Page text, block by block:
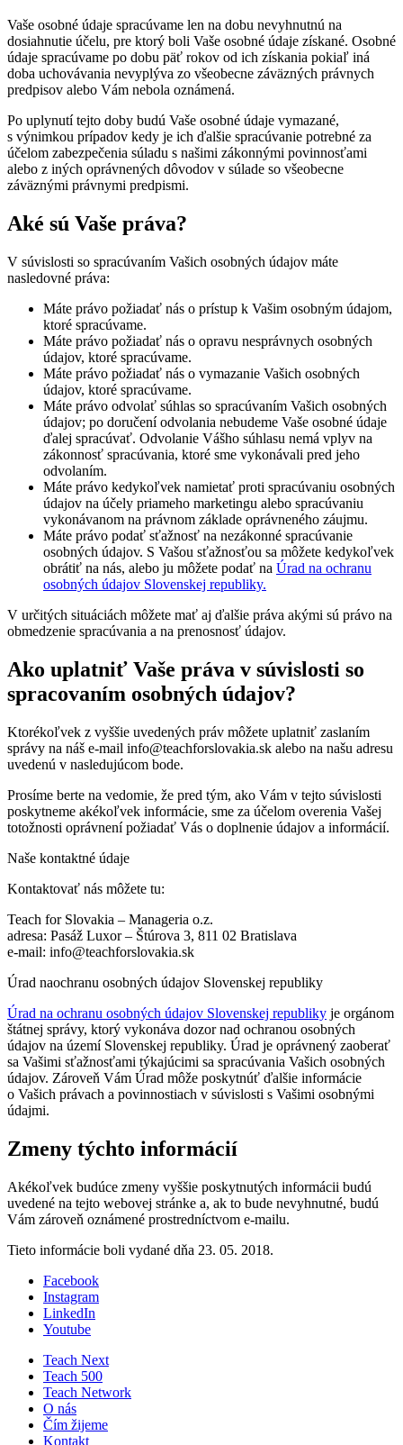
Vaše osobné údaje spracúvame len na dobu nevyhnutnú na
dosiahnutie účelu, pre ktorý boli Vaše osobné údaje získané. Osobné
údaje spracúvame po dobu päť rokov od ich získania pokiaľ iná
doba uchovávania nevyplýva zo všeobecne záväzných právnych
predpisov alebo Vám nebola oznámená.
Po uplynutí tejto doby budú Vaše osobné údaje vymazané,
s výnimkou prípadov kedy je ich ďalšie spracúvanie potrebné za
účelom zabezpečenia súladu s našimi zákonnými povinnosťami
alebo z iných oprávnených dôvodov v súlade so všeobecne
záväznými právnymi predpismi.
Aké sú Vaše práva?
V súvislosti so spracúvaním Vašich osobných údajov máte
nasledovné práva:
Máte právo požiadať nás o prístup k Vašim osobným údajom,
ktoré spracúvame.
Máte právo požiadať nás o opravu nesprávnych osobných
údajov, ktoré spracúvame.
Máte právo požiadať nás o vymazanie Vašich osobných
údajov, ktoré spracúvame.
Máte právo odvolať súhlas so spracúvaním Vašich osobných
údajov; po doručení odvolania nebudeme Vaše osobné údaje
ďalej spracúvať. Odvolanie Vášho súhlasu nemá vplyv na
zákonnosť spracúvania, ktoré sme vykonávali pred jeho
odvolaním.
Máte právo kedykoľvek namietať proti spracúvaniu osobných
údajov na účely priameho marketingu alebo spracúvaniu
vykonávanom na právnom základe oprávneného záujmu.
Máte právo podať sťažnosť na nezákonné spracúvanie
osobných údajov. S Vašou sťažnosťou sa môžete kedykoľvek
obrátiť na nás, alebo ju môžete podať na Úrad na ochranu
osobných údajov Slovenskej republiky.
V určitých situáciách môžete mať aj ďalšie práva akými sú právo na
obmedzenie spracúvania a na prenosnosť údajov.
Ako uplatniť Vaše práva v súvislosti so
spracovaním osobných údajov?
Ktorékoľvek z vyššie uvedených práv môžete uplatniť zaslaním
správy na náš e-mail info@teachforslovakia.sk alebo na našu adresu
uvedenú v nasledujúcom bode.
Prosíme berte na vedomie, že pred tým, ako Vám v tejto súvislosti
poskytneme akékoľvek informácie, sme za účelom overenia Vašej
totožnosti oprávnení požiadať Vás o doplnenie údajov a informácií.
Naše kontaktné údaje
Kontaktovať nás môžete tu:
Teach for Slovakia – Manageria o.z.
adresa: Pasáž Luxor – Štúrova 3, 811 02 Bratislava
e-mail: info@teachforslovakia.sk
Úrad naochranu osobných údajov Slovenskej republiky
Úrad na ochranu osobných údajov Slovenskej republiky je orgánom
štátnej správy, ktorý vykonáva dozor nad ochranou osobných
údajov na území Slovenskej republiky. Úrad je oprávnený zaoberať
sa Vašimi sťažnosťami týkajúcimi sa spracúvania Vašich osobných
údajov. Zároveň Vám Úrad môže poskytnúť ďalšie informácie
o Vašich právach a povinnostiach v súvislosti s Vašimi osobnými
údajmi.
Zmeny týchto informácií
Akékoľvek budúce zmeny vyššie poskytnutých informácii budú
uvedené na tejto webovej stránke a, ak to bude nevyhnutné, budú
Vám zároveň oznámené prostredníctvom e-mailu.
Tieto informácie boli vydané dňa 23. 05. 2018.
Facebook
Instagram
LinkedIn
Youtube
Teach Next
Teach 500
Teach Network
O nás
Čím žijeme
Kontakt